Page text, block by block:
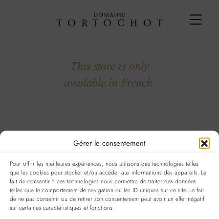
Gérer le consentement
Pour offrir les meilleures expériences, nous utilisons des technologies telles
que les cookies pour stocker et/ou accéder aux informations des appareils. Le
fait de consentir à ces technologies nous permettra de traiter des données
telles que le comportement de navigation ou les ID uniques sur ce site. Le fait
de ne pas consentir ou de retirer son consentement peut avoir un effet négatif
sur certaines caractéristiques et fonctions.
CONTACT
This store is only
available in French.
NOUS ACCUEILLONS UNIQUEMENT SUR RENDEZ-VOUS AU